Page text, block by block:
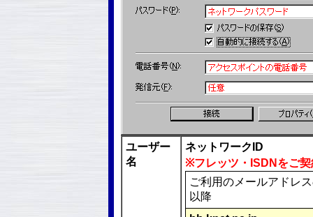
ユーザー
名
ネットワークID
※フレッツ・ISDNをご契
ご利用のメールアドレ
以降